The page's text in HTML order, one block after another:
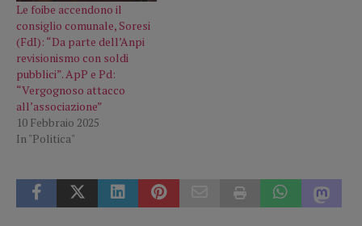
Le foibe accendono il
consiglio comunale, Soresi
(FdI): “Da parte dell’Anpi
revisionismo con soldi
pubblici”. ApP e Pd:
“Vergognoso attacco
all’associazione”
10 Febbraio 2025
In "Politica"